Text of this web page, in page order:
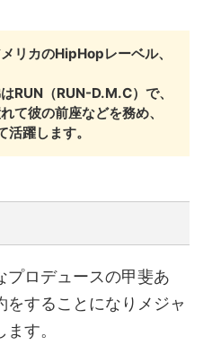
リカのHipHopレーベル、
RUN（RUN-D.M.C）で、
て彼の前座などを務め、
躍します。
プロデュースの甲斐あ
をすることになりメジャ
す。